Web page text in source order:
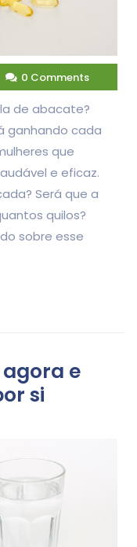
0 Comments
de abacate?
ganhando cada
que
e eficaz.
Será que a
quilos?
sobre esse
e
si